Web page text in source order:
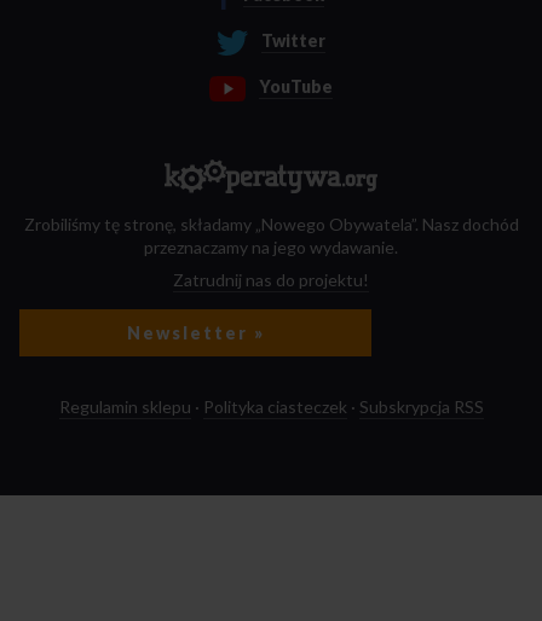
Twitter
YouTube
Zrobiliśmy tę stronę, składamy „Nowego Obywatela”. Nasz dochód
przeznaczamy na jego wydawanie.
Zatrudnij nas do projektu!
Newsletter »
Regulamin sklepu · Polityka ciasteczek · Subskrypcja RSS